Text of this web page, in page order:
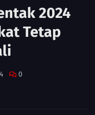
2024
Tetap
0